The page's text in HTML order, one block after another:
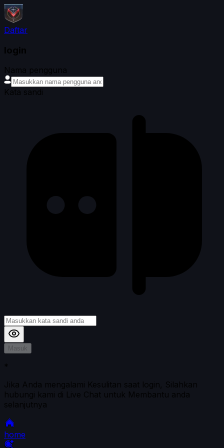
Daftar
login
Nama pengguna
Kata sandi
Masuk
*
Jika Anda mengalami Kesulitan saat login, Silahkan
hubungi kami di Live Chat untuk Membantu anda
selanjutnya
home